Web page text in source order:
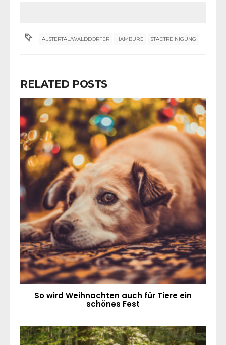
ALSTERTAL/WALDDÖRFER HAMBURG STADTREINIGUNG
RELATED POSTS
So wird Weihnachten auch für Tiere ein
schönes Fest